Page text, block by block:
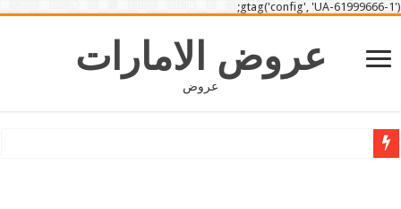
gtag('config', 'UA-61999666-1');
عروض الامارات
عروض